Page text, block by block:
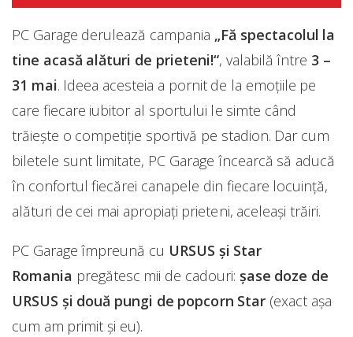
PC Garage derulează campania „Fă spectacolul la
tine acasă alături de prieteni!“, valabilă între 3 –
31 mai. Ideea acesteia a pornit de la emoțiile pe
care fiecare iubitor al sportului le simte când
trăiește o competiție sportivă pe stadion. Dar cum
biletele sunt limitate, PC Garage încearcă să aducă
în confortul fiecărei canapele din fiecare locuință,
alături de cei mai apropiați prieteni, aceleași trăiri.
PC Garage împreună cu URSUS și Star
Romania pregătesc mii de cadouri: șase doze de
URSUS și două pungi de popcorn Star (exact așa
cum am primit și eu).